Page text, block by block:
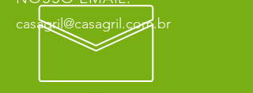
casagril@casagril.com.br